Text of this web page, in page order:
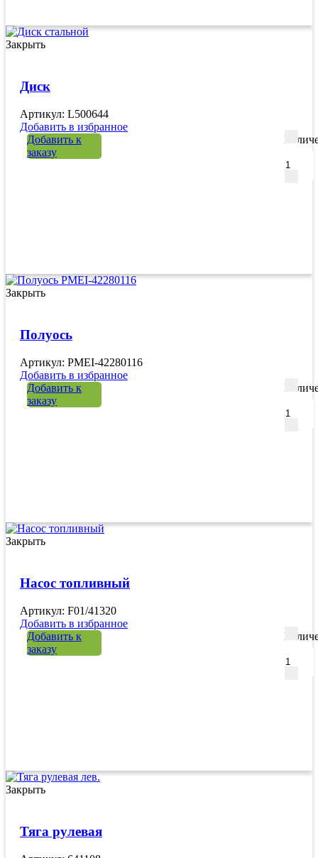
Закрыть
Диск
Артикул: L500644
Добавить в избранное
Добавить к
заказу
Закрыть
Полуось
Артикул: PMEI-42280116
Добавить в избранное
Добавить к
заказу
Закрыть
Насос топливный
Артикул: F01/41320
Добавить в избранное
Добавить к
заказу
Закрыть
Тяга рулевая